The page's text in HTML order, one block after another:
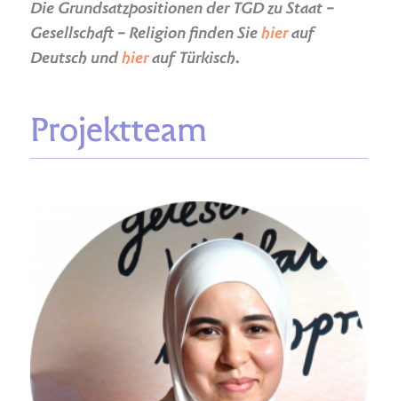
Die Grundsatzpositionen der TGD zu Staat –
Gesellschaft – Religion finden Sie hierauf
Deutsch und hierauf Türkisch.
Projektteam